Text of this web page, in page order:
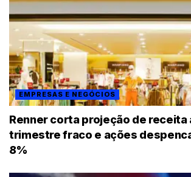
EMPRESAS E NEGÓCIOS
Renner corta projeção de receita
trimestre fraco e ações
8%